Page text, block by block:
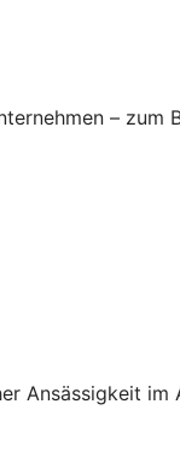
– zum
Ansässigkeit im